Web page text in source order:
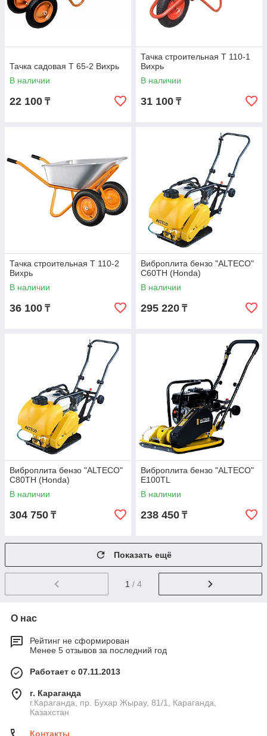
Тачка садовая Т 65-2 Вихрь
В наличии
22 100 ₸
Тачка строительная Т 110-1
Вихрь
В наличии
31 100 ₸
Тачка строительная Т 110-2
Вихрь
В наличии
36 100 ₸
Виброплита бензо "ALTECO"
C60TH (Honda)
В наличии
295 220 ₸
Виброплита бензо "ALTECO"
C80TH (Honda)
В наличии
304 750 ₸
Виброплита бензо "ALTECO"
Е100TL
В наличии
238 450 ₸
Показать ещё
1 / 4
О нас
Рейтинг не сформирован
Менее 5 отзывов за последний год
Работает с 07.11.2013
г. Караганда
г.Караганда, пр. Бухар Жырау, 81/1, Караганда,
Казахстан
Контакты